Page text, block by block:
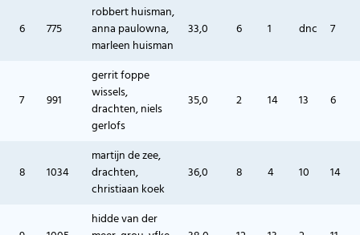
6 775
robbert huisman,
anna paulowna,
marleen huisman
33,0 6 1 dnc 7
7 991
gerrit foppe
wissels,
drachten, niels
gerlofs
35,0 2 14 13 6
8 1034
martijn de zee,
drachten,
christiaan koek
36,0 8 4 10 14
hidde van der